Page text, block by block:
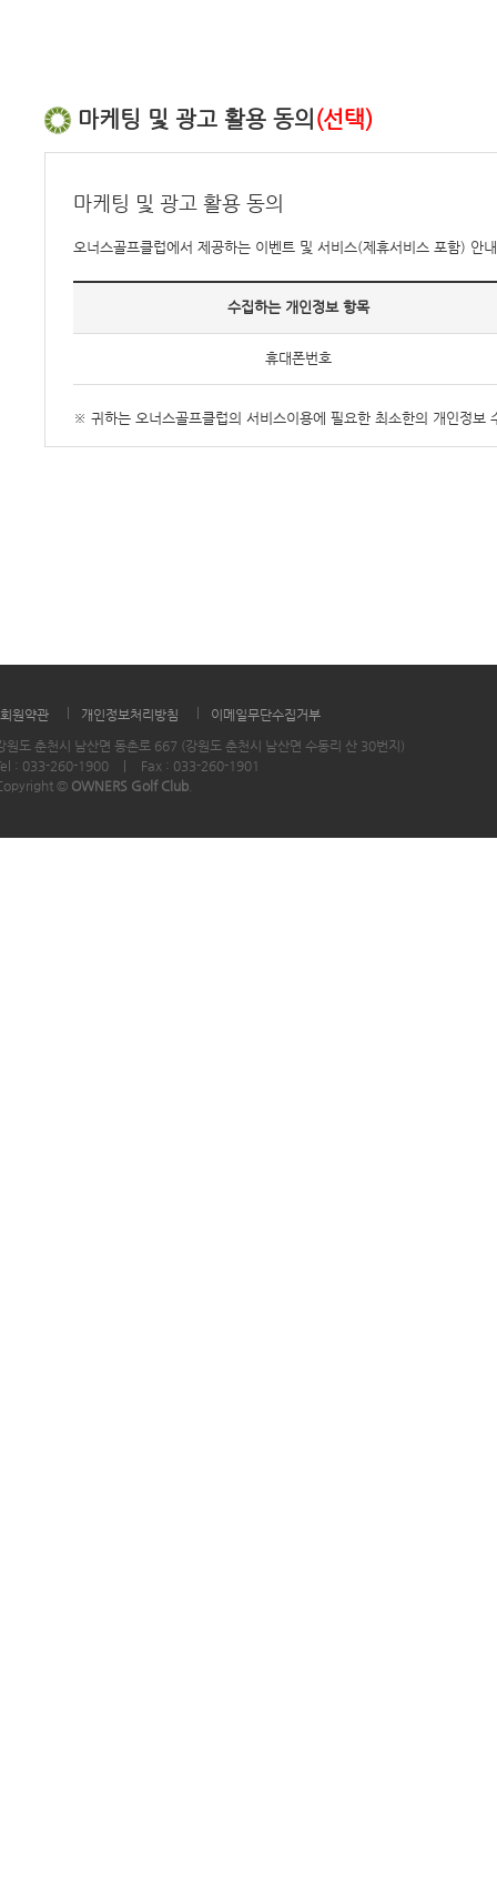
마케팅 및 광고 활용 동의 (선택)
마케팅 및 광고 활용 동의
오너스골프클럽에서 제공하는 이벤트 및 서비스(제휴서비스 포함) 안
수집하는 개인정보 항목
휴대폰번호
※ 귀하는 오너스골프클럽의 서비스이용에 필요한 최소한의 개인정
회원약관 개인정보처리방침
이메일무단수집거부
원도 춘천시 남산면 동촌로 667 (강원도 춘천시 남산면 수동리 산 30번지)
: 033-260-1900
Fax : 033-260-1901
© OWNERS Golf Club